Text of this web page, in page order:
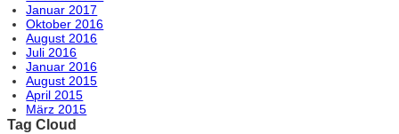
Januar 2017
Oktober 2016
August 2016
Juli 2016
Januar 2016
August 2015
April 2015
März 2015
Tag Cloud